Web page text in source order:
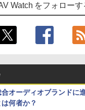
Watch をフォローす
合オーディオブランドに
は何者か？